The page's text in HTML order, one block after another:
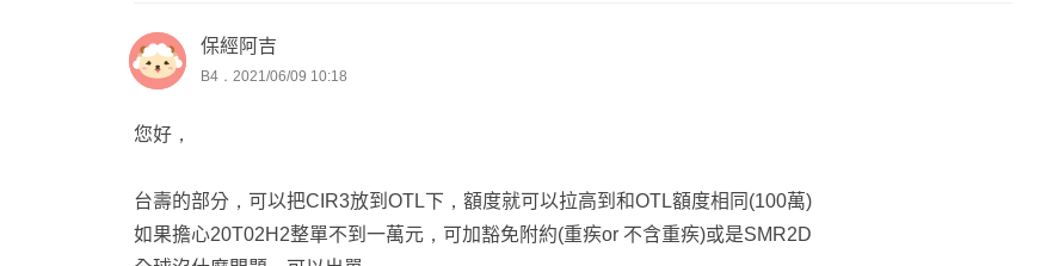
保經阿吉
B4．2021/06/09 10:18
您好，
台壽的部分，可以把CIR3放到OTL下，額度就可以拉高到和OTL額度相同(100萬)
如果擔心20T02H2整單不到一萬元，可加豁免附約(重疾or 不含重疾)或是SMR2D